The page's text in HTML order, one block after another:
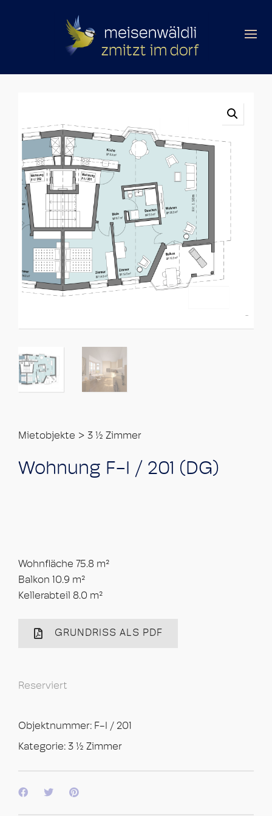
Mietobjekte > 3 ½ Zimmer
Wohnung F-I / 201 (DG)
Wohnfläche 75.8 m²
Balkon 10.9 m²
Kellerabteil 8.0 m²
GRUNDRISS ALS PDF
Reserviert
Objektnummer: F-I / 201
Kategorie: 3 ½ Zimmer